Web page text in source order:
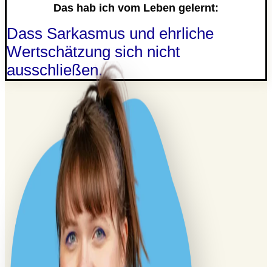
Das hab ich vom Leben gelernt:
Dass Sarkasmus und ehrliche
Wertschätzung sich nicht
ausschließen.